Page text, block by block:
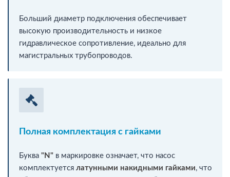
Больший диаметр подключения обеспечивает
высокую производительность и низкое
гидравлическое сопротивление, идеально для
магистральных трубопроводов.
Полная комплектация с гайками
Буква "N" в маркировке означает, что насос
комплектуется латунными накидными гайками, что